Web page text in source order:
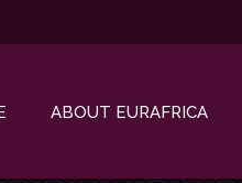
ABOUT EURAFRICA